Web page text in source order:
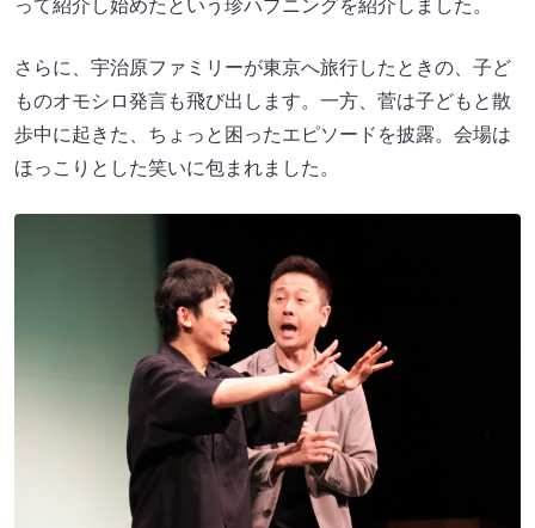
って紹介し始めたという珍ハプニングを紹介しました。
さらに、宇治原ファミリーが東京へ旅行したときの、子ど
ものオモシロ発言も飛び出します。一方、菅は子どもと散
歩中に起きた、ちょっと困ったエピソードを披露。会場は
ほっこりとした笑いに包まれました。